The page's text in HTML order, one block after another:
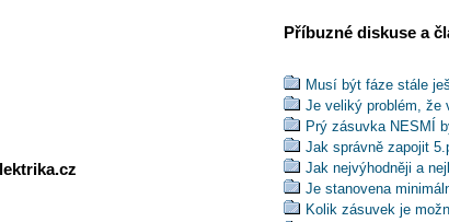
Příbuzné diskuse a
Musí být fáze stále
Je veliký problém, že
Prý zásuvka NESMÍ
Jak správně zapojit
Jak nejvýhodněji a
Je stanovena
Kolik zásuvek je